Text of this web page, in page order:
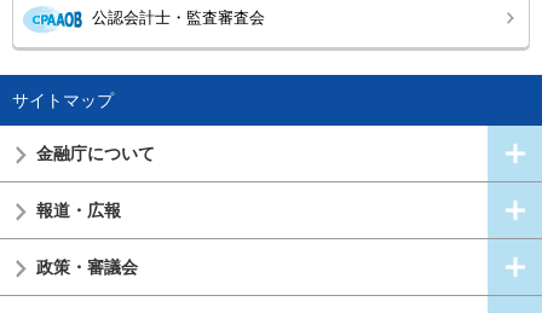
公認会計士・監査審査会
サイトマップ
金融庁について
報道・広報
政策・審議会